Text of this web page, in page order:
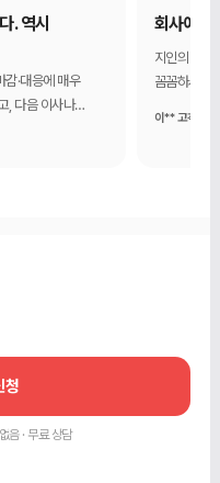
. 역시
감·대응에 매우
, 다음 이사나
회사에
지인의 추천
꼼꼼하시고
이** 고객님
청
음 · 무료 상담